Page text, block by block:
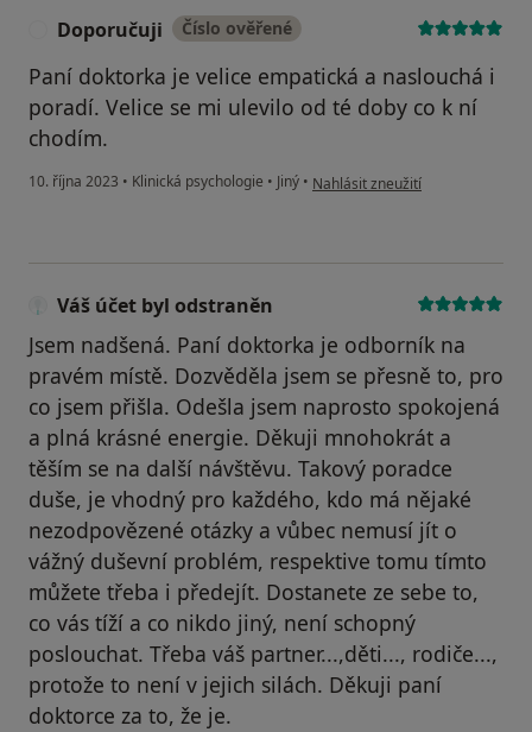
Doporučuji Číslo ověřené
Paní doktorka je velice empatická a naslouchá i
poradí. Velice se mi ulevilo od té doby co k ní
chodím.
10. října 2023 • Klinická psychologie • Jiný • podle názoru uživatele
Nahlásit zneužití
Váš účet byl odstraněn
Jsem nadšená. Paní doktorka je odborník na
pravém místě. Dozvěděla jsem se přesně to, pro
co jsem přišla. Odešla jsem naprosto spokojená
a plná krásné energie. Děkuji mnohokrát a
těším se na další návštěvu. Takový poradce
duše, je vhodný pro každého, kdo má nějaké
nezodpovězené otázky a vůbec nemusí jít o
vážný duševní problém, respektive tomu tímto
můžete třeba i předejít. Dostanete ze sebe to,
co vás tíží a co nikdo jiný, není schopný
poslouchat. Třeba váš partner...,děti..., rodiče...,
protože to není v jejich silách. Děkuji paní
doktorce za to, že je.